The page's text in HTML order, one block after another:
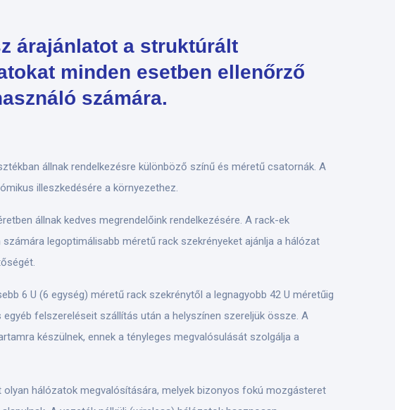
árajánlatot a struktúrált
minden esetben ellenőrző
számára.
állnak rendelkezésre különböző színű és méretű csatornák. A
illeszkedésére a környezethez.
állnak kedves megrendelőink rendelkezésére. A rack-ek
legoptimálisabb méretű rack szekrényeket ajánlja a hálózat
6 U (6 egység) méretű rack szekrénytől a legnagyobb 42 U méretűig
felszereléseit szállítás után a helyszínen szereljük össze. A
készülnek, ennek a tényleges megvalósulását szolgálja a
hálózatok megvalósítására, melyek bizonyos fokú mozgásteret